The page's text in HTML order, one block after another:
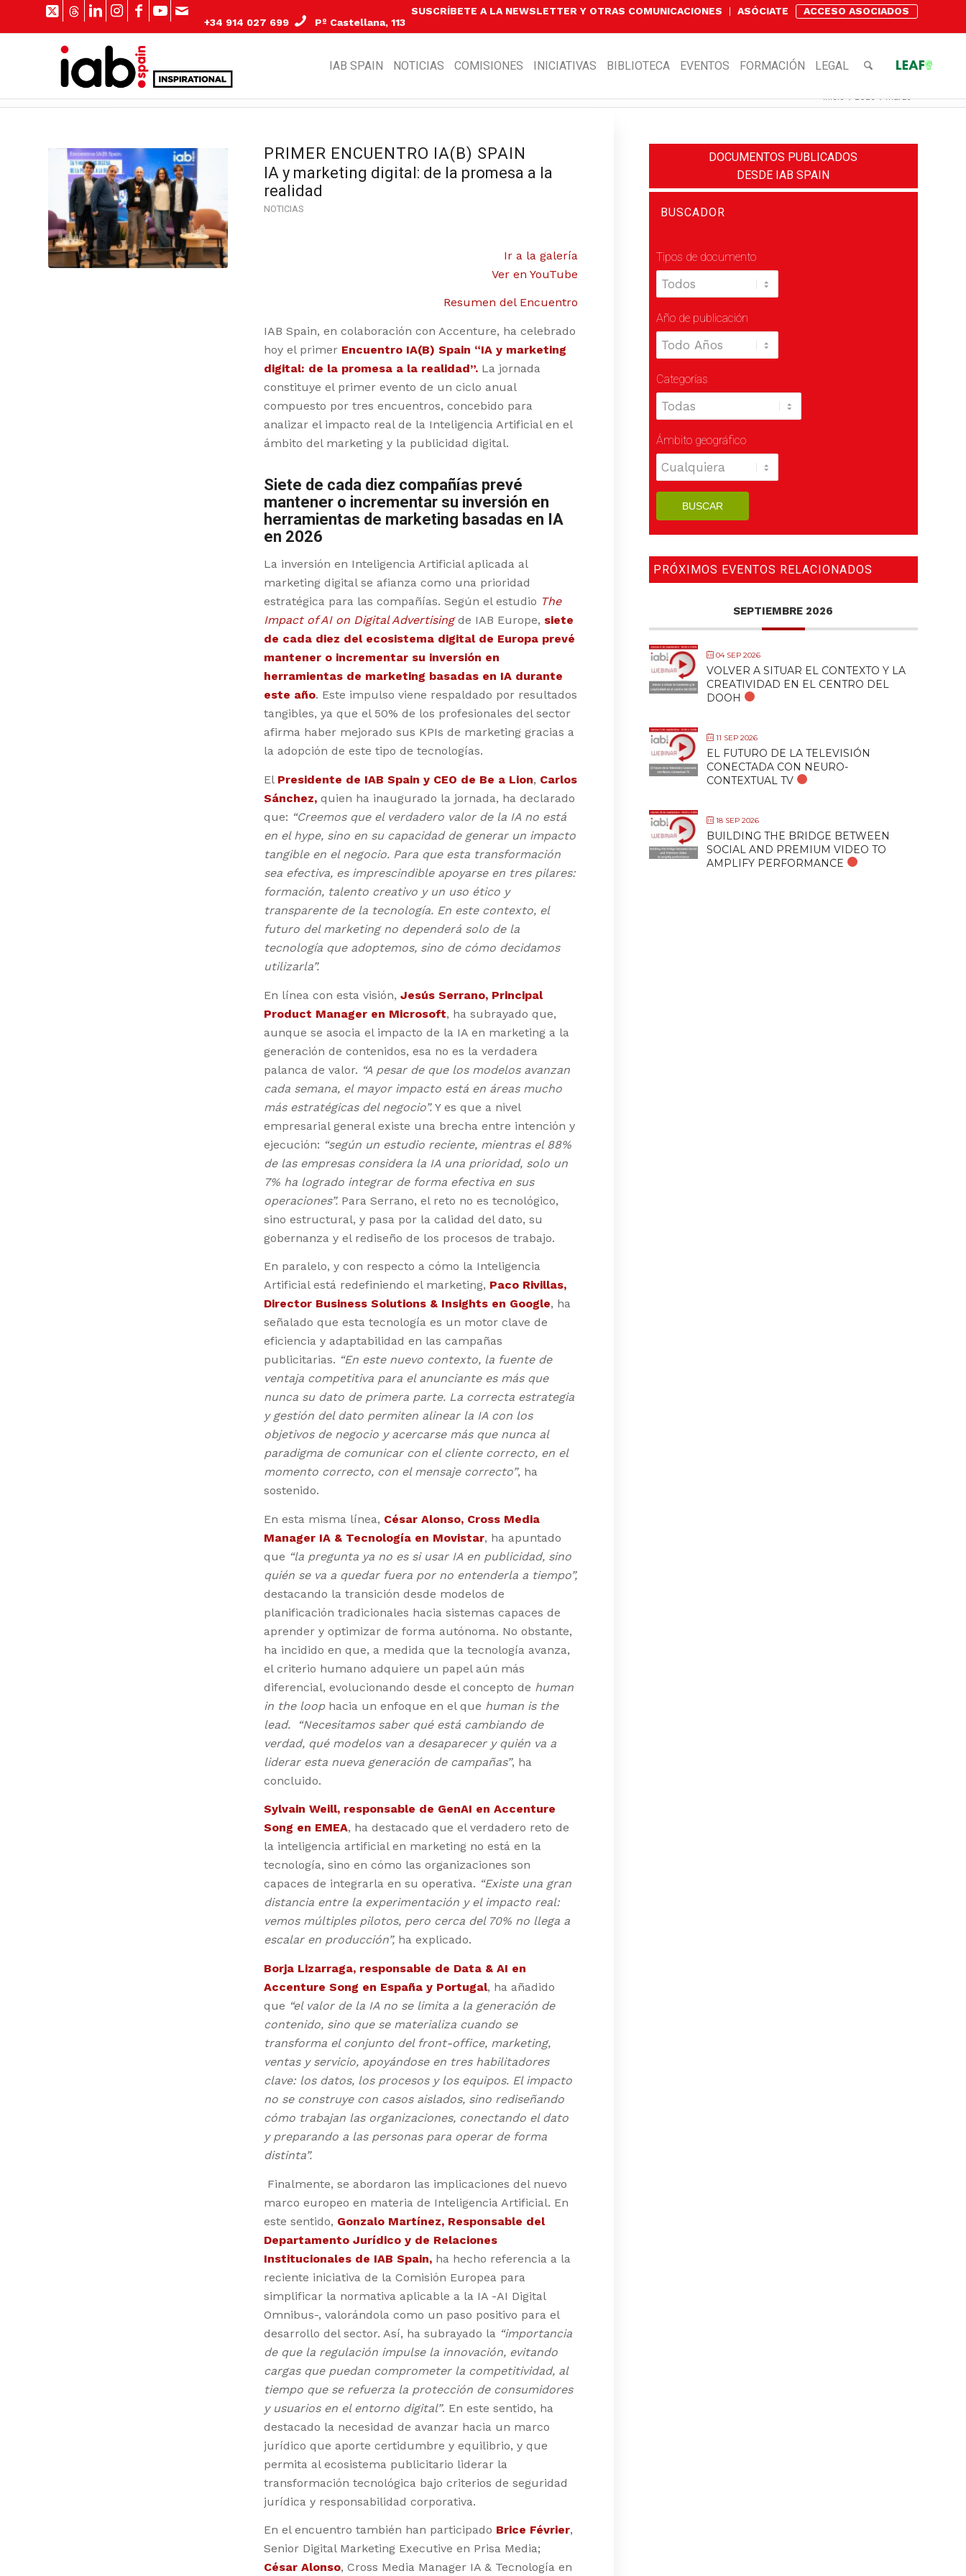
SUSCRÍBETE A LA NEWSLETTER Y OTRAS COMUNICACIONES ASÓCIATE
ACCESO ASOCIADOS
+34 914 027 699
Pº Castellana, 113
IAB SPAIN NOTICIAS COMISIONES INICIATIVAS BIBLIOTECA EVENTOS FORMACIÓN LEGAL
Inicio / 2026 / marzo
PRIMER ENCUENTRO IA(B) SPAIN
IA y marketing digital: de la promesa a la
realidad
NOTICIAS
Ir a la galería
Ver en YouTube
Resumen del Encuentro
IAB Spain, en colaboración con Accenture, ha celebrado
hoy el primer Encuentro IA(B) Spain “IA y marketing
digital: de la promesa a la realidad”. La jornada
constituye el primer evento de un ciclo anual
compuesto por tres encuentros, concebido para
analizar el impacto real de la Inteligencia Artificial en el
ámbito del marketing y la publicidad digital.
Siete de cada diez compañías prevé
mantener o incrementar su inversión en
herramientas de marketing basadas en IA
en 2026
La inversión en Inteligencia Artificial aplicada al
marketing digital se afianza como una prioridad
estratégica para las compañías. Según el estudio The
Impact of AI on Digital Advertisingde IAB Europe, siete
de cada diez del ecosistema digital de Europa prevé
mantener o incrementar su inversión en
herramientas de marketing basadas en IA durante
este año. Este impulso viene respaldado por resultados
tangibles, ya que el 50% de los profesionales del sector
afirma haber mejorado sus KPIs de marketing gracias a
la adopción de este tipo de tecnologías.
El Presidente de IAB Spain y CEO de Be a Lion, Carlos
Sánchez, quien ha inaugurado la jornada, ha declarado
que: “Creemos que el verdadero valor de la IA no está
en el hype, sino en su capacidad de generar un impacto
tangible en el negocio. Para que esta transformación
sea efectiva, es imprescindible apoyarse en tres pilares:
formación, talento creativo y un uso ético y
transparente de la tecnología. En este contexto, el
futuro del marketing no dependerá solo de la
tecnología que adoptemos, sino de cómo decidamos
utilizarla”.
En línea con esta visión, Jesús Serrano, Principal
Product Manager en Microsoft, ha subrayado que,
aunque se asocia el impacto de la IA en marketing a la
generación de contenidos, esa no es la verdadera
palanca de valor. “A pesar de que los modelos avanzan
cada semana, el mayor impacto está en áreas mucho
más estratégicas del negocio”. Y es que a nivel
empresarial general existe una brecha entre intención y
ejecución: “según un estudio reciente, mientras el 88%
de las empresas considera la IA una prioridad, solo un
7% ha logrado integrar de forma efectiva en sus
operaciones”. Para Serrano, el reto no es tecnológico,
sino estructural, y pasa por la calidad del dato, su
gobernanza y el rediseño de los procesos de trabajo.
En paralelo, y con respecto a cómo la Inteligencia
Artificial está redefiniendo el marketing, Paco Rivillas,
Director Business Solutions & Insights en Google, ha
señalado que esta tecnología es un motor clave de
eficiencia y adaptabilidad en las campañas
publicitarias. “En este nuevo contexto, la fuente de
ventaja competitiva para el anunciante es más que
nunca su dato de primera parte. La correcta estrategia
y gestión del dato permiten alinear la IA con los
objetivos de negocio y acercarse más que nunca al
paradigma de comunicar con el cliente correcto, en el
momento correcto, con el mensaje correcto”, ha
sostenido.
En esta misma línea, César Alonso, Cross Media
Manager IA & Tecnología en Movistar, ha apuntado
que “la pregunta ya no es si usar IA en publicidad, sino
quién se va a quedar fuera por no entenderla a tiempo”,
destacando la transición desde modelos de
planificación tradicionales hacia sistemas capaces de
aprender y optimizar de forma autónoma. No obstante,
ha incidido en que, a medida que la tecnología avanza,
el criterio humano adquiere un papel aún más
diferencial, evolucionando desde el concepto de human
in the loophacia un enfoque en el que human is the
lead.
“Necesitamos saber qué está cambiando de
verdad, qué modelos van a desaparecer y quién va a
liderar esta nueva generación de campañas”, ha
concluido.
Sylvain Weill, responsable de GenAI en Accenture
Song en EMEA, ha destacado que el verdadero reto de
la inteligencia artificial en marketing no está en la
tecnología, sino en cómo las organizaciones son
capaces de integrarla en su operativa. “Existe una gran
distancia entre la experimentación y el impacto real:
vemos múltiples pilotos, pero cerca del 70% no llega a
escalar en producción”, ha explicado.
Borja Lizarraga, responsable de Data & AI en
Accenture Song en España y Portugal, ha añadido
que “el valor de la IA no se limita a la generación de
contenido, sino que se materializa cuando se
transforma el conjunto del front-office, marketing,
ventas y servicio, apoyándose en tres habilitadores
clave: los datos, los procesos y los equipos. El impacto
no se construye con casos aislados, sino rediseñando
cómo trabajan las organizaciones, conectando el dato
y preparando a las personas para operar de forma
distinta”.
Finalmente, se abordaron las implicaciones del nuevo
marco europeo en materia de Inteligencia Artificial. En
este sentido, Gonzalo Martínez, Responsable del
Departamento Jurídico y de Relaciones
Institucionales de IAB Spain, ha hecho referencia a la
reciente iniciativa de la Comisión Europea para
simplificar la normativa aplicable a la IA -AI Digital
Omnibus-, valorándola como un paso positivo para el
desarrollo del sector. Así, ha subrayado la “importancia
de que la regulación impulse la innovación, evitando
cargas que puedan comprometer la competitividad, al
tiempo que se refuerza la protección de consumidores
y usuarios en el entorno digital”. En este sentido, ha
destacado la necesidad de avanzar hacia un marco
jurídico que aporte certidumbre y equilibrio, y que
permita al ecosistema publicitario liderar la
transformación tecnológica bajo criterios de seguridad
jurídica y responsabilidad corporativa.
En el encuentro también han participado Brice Février,
Senior Digital Marketing Executive en Prisa Media;
César Alonso, Cross Media Manager IA & Tecnología en
DOCUMENTOS PUBLICADOS
DESDE IAB SPAIN
BUSCADOR
Tipos de documento
Año de publicación
Categorías
Ámbito geográfico
PRÓXIMOS EVENTOS RELACIONADOS
SEPTIEMBRE 2026
04 SEP 2026
VOLVER A SITUAR EL CONTEXTO Y LA
CREATIVIDAD EN EL CENTRO DEL
DOOH
11 SEP 2026
EL FUTURO DE LA TELEVISIÓN
CONECTADA CON NEURO-
CONTEXTUAL TV
18 SEP 2026
BUILDING THE BRIDGE BETWEEN
SOCIAL AND PREMIUM VIDEO TO
AMPLIFY PERFORMANCE